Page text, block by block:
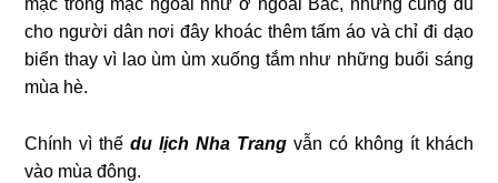
mặc trong mặc ngoài như ở ngoài Bắc, nhưng cũng đủ
cho người dân nơi đây khoác thêm tấm áo và chỉ đi dạo
biển thay vì lao ùm ùm xuống tắm như những buổi sáng
mùa hè.
Chính vì thế du lịch Nha Trangvẫn có không ít khách
vào mùa đông.